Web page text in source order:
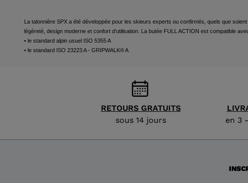
La talonnière SPX a été développée pour les skieurs experts ou confirmés, quels que
légèreté, design moderne et confort d’utilisation. La butée FULL ACTION est compatible
• le standard alpin usuel ISO 5355 A
• le standard ISO 23223 A - GRIPWALK® A
RETOURS GRATUITS
sous 14 jours
en 3